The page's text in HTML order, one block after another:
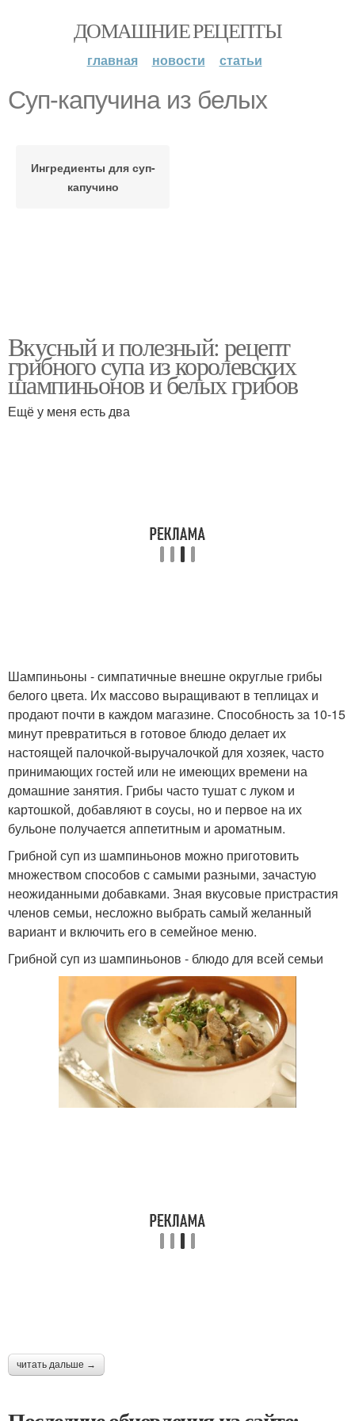
ДОМАШНИЕ РЕЦЕПТЫ
главная новости статьи
Суп-капучина из белых
Ингредиенты для суп-
капучино
Вкусный и полезный: рецепт
грибного супа из королевских
шампиньонов и белых грибов
Ещё у меня есть два
Шампиньоны - симпатичные внешне округлые грибы
белого цвета. Их массово выращивают в теплицах и
продают почти в каждом магазине. Способность за 10-15
минут превратиться в готовое блюдо делает их
настоящей палочкой-выручалочкой для хозяек, часто
принимающих гостей или не имеющих времени на
домашние занятия. Грибы часто тушат с луком и
картошкой, добавляют в соусы, но и первое на их
бульоне получается аппетитным и ароматным.
Грибной суп из шампиньонов можно приготовить
множеством способов с самыми разными, зачастую
неожиданными добавками. Зная вкусовые пристрастия
членов семьи, несложно выбрать самый желанный
вариант и включить его в семейное меню.
Грибной суп из шампиньонов - блюдо для всей семьи
читать дальше →